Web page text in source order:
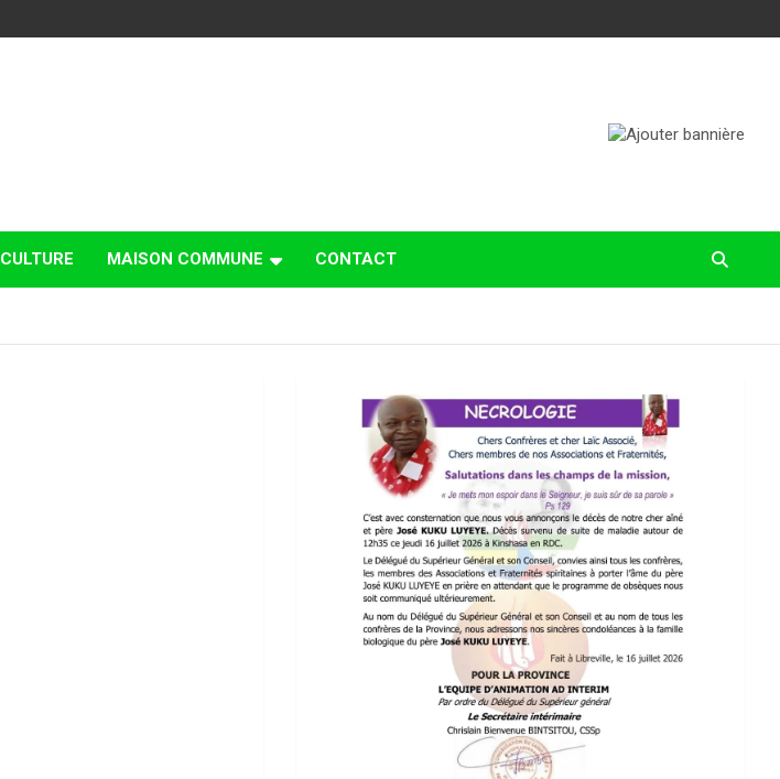
CULTURE MAISON COMMUNE CONTACT